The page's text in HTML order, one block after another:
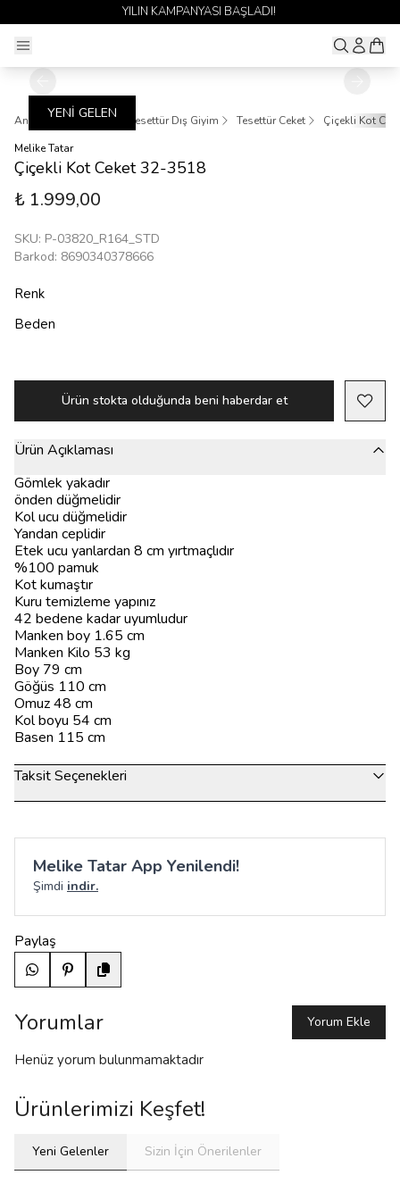
YILIN KAMPANYASI BAŞLADI!
YENİ GELEN
Ana Sayfa Giyim Tesettür Dış Giyim Tesettür Ceket
Çiçekli Kot
Melike Tatar
Çiçekli Kot Ceket 32-3518
₺ 1.999,00
SKU: P-03820_R164_STD
Barkod: 8690340378666
Renk
Beden
Ürün stokta olduğunda beni haberdar et
Ürün Açıklaması
Gömlek yakadır
önden düğmelidir
Kol ucu düğmelidir
Yandan ceplidir
Etek ucu yanlardan 8 cm yırtmaçlıdır
%100 pamuk
Kot kumaştır
Kuru temizleme yapınız
42 bedene kadar uyumludur
Manken boy 1.65 cm
Manken Kilo 53 kg
Boy 79 cm
Göğüs 110 cm
Omuz 48 cm
Kol boyu 54 cm
Basen 115 cm
Taksit Seçenekleri
Melike Tatar App Yenilendi!
Şimdi indir.
Paylaş
Yorumlar Yorum Ekle
Henüz yorum bulunmamaktadır
Ürünlerimizi Keşfet!
Yeni Gelenler Sizin İçin Önerilenler